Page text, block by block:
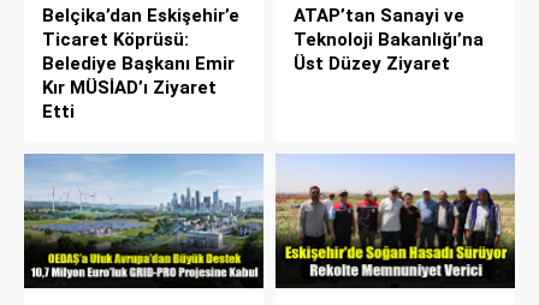
Belçika’dan Eskişehir’e
Ticaret Köprüsü:
Belediye Başkanı Emir
Kır MÜSİAD’ı Ziyaret
Etti
ATAP’tan Sanayi ve
Teknoloji Bakanlığı’na
Üst Düzey Ziyaret